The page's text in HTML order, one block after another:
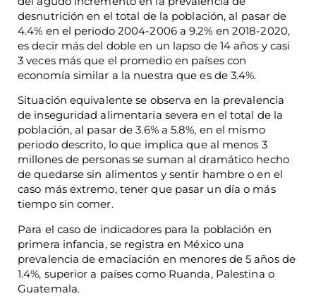
desnutrición en el total de la población, al pasar de
4.4% en el periodo 2004-2006 a 9.2% en 2018-2020,
es decir más del doble en un lapso de 14 años y casi
3 veces más que el promedio en países con
economía similar a la nuestra que es de 3.4%.
Situación equivalente se observa en la prevalencia
de inseguridad alimentaria severa en el total de la
población, al pasar de 3.6% a 5.8%, en el mismo
periodo descrito, lo que implica que al menos 3
millones de personas se suman al dramático hecho
de quedarse sin alimentos y sentir hambre o en el
caso más extremo, tener que pasar un día o más
tiempo sin comer.
Para el caso de indicadores para la población en
primera infancia, se registra en México una
prevalencia de emaciación en menores de 5 años de
1.4%, superior a países como Ruanda, Palestina o
Guatemala.